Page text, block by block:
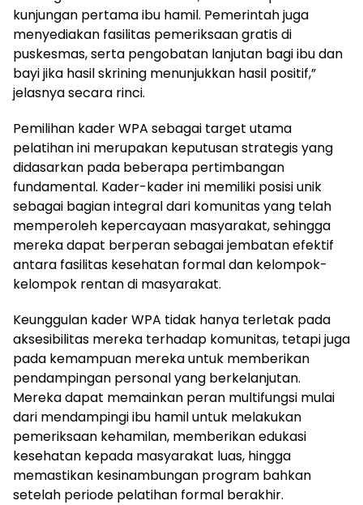
kunjungan pertama ibu hamil. Pemerintah juga
menyediakan fasilitas pemeriksaan gratis di
puskesmas, serta pengobatan lanjutan bagi ibu dan
bayi jika hasil skrining menunjukkan hasil positif,”
jelasnya secara rinci.
Pemilihan kader WPA sebagai target utama
pelatihan ini merupakan keputusan strategis yang
didasarkan pada beberapa pertimbangan
fundamental. Kader-kader ini memiliki posisi unik
sebagai bagian integral dari komunitas yang telah
memperoleh kepercayaan masyarakat, sehingga
mereka dapat berperan sebagai jembatan efektif
antara fasilitas kesehatan formal dan kelompok-
kelompok rentan di masyarakat.
Keunggulan kader WPA tidak hanya terletak pada
aksesibilitas mereka terhadap komunitas, tetapi juga
pada kemampuan mereka untuk memberikan
pendampingan personal yang berkelanjutan.
Mereka dapat memainkan peran multifungsi mulai
dari mendampingi ibu hamil untuk melakukan
pemeriksaan kehamilan, memberikan edukasi
kesehatan kepada masyarakat luas, hingga
memastikan kesinambungan program bahkan
setelah periode pelatihan formal berakhir.